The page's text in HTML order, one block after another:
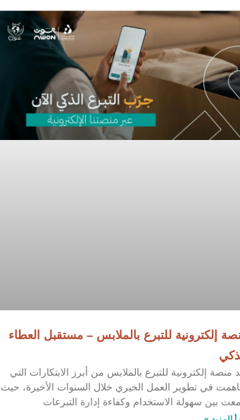
إلكترونية للتبرع بالملابس – مستقبل العطاء
منصة إلكترونية للتبرع بالملابس من أبرز الابتكارات التي
في تطوير العمل الخيري خلال السنوات الأخيرة، حيث
بين سهولة الاستخدام وكفاءة إدارة التبرعات